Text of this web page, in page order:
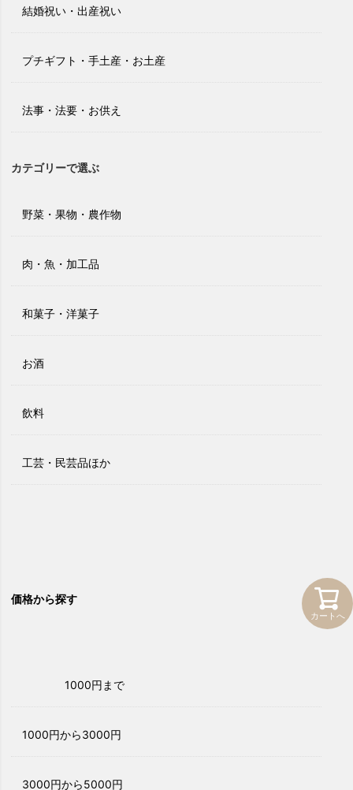
結婚祝い・出産祝い
プチギフト・手土産・お土産
法事・法要・お供え
カテゴリーで選ぶ
野菜・果物・農作物
肉・魚・加工品
和菓子・洋菓子
お酒
飲料
工芸・民芸品ほか
価格から探す
1000円まで
1000円から3000円
3000円から5000円
カートへ